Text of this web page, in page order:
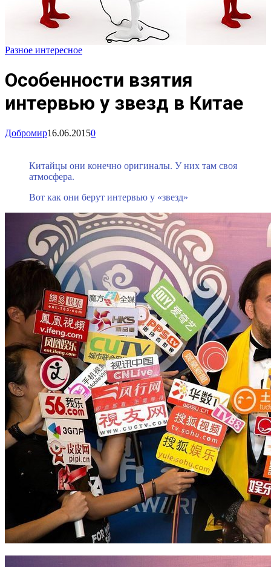
Разное интересное
Особенности взятия
интервью у звезд в Китае
Добромир16.06.20150
Китайцы они конечно оригиналы. У них там своя
атмосфера.
Вот как они берут интервью у «звезд»